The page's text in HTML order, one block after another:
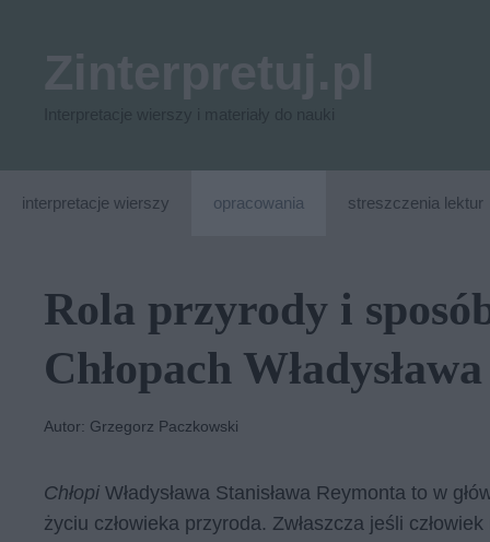
interpretacje wierszy opracowania streszczenia lektur
Rola przyrody i
Chłopach
Autor: Grzegorz Paczkowski
Chłopi Władysława Stanisława Reymonta to w
życiu człowieka przyroda. Zwłaszcza jeśli